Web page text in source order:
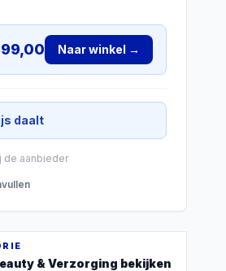
Naar winkel →
daalt
de aanbieder
& Verzorging bekijken